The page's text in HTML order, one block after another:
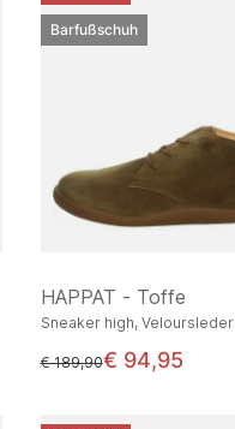
Barfußschuh
HAPPAT - Toffe
Sneaker high, Veloursleder
statt
€ 189,90€ 94,95